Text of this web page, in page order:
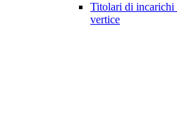
Titolari di
vertice